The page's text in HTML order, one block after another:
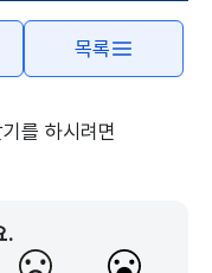
목록
를 하시려면
.